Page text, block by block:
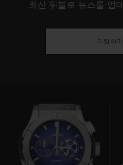
최신 위블로 뉴스를 업
가입하기